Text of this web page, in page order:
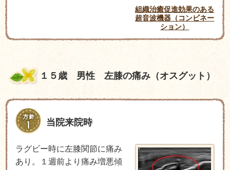
組織治癒促進効果のある
超音波機器（コンビネー
ション）
１５歳 男性 左膝の痛み（オスグット）
当院来院時
ラグビー時に左膝関節に痛み
あり。１週前より痛み増悪傾